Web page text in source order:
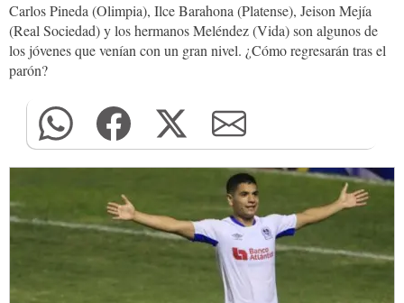
Carlos Pineda (Olimpia), Ilce Barahona (Platense), Jeison Mejía
(Real Sociedad) y los hermanos Meléndez (Vida) son algunos de
los jóvenes que venían con un gran nivel. ¿Cómo regresarán tras el
parón?